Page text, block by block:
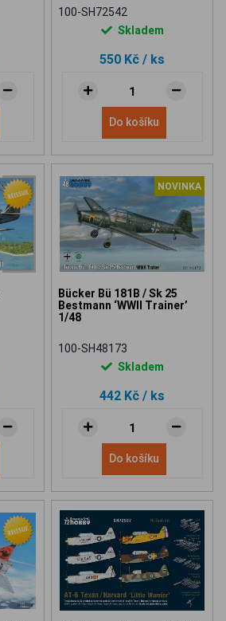
100-SH72542
Skladem
550 Kč / ks
Do košíku
NOVINKA
Bücker Bü 181B / Sk 25
Bestmann ‘WWII Trainer’
1/48
100-SH48173
Skladem
442 Kč / ks
Do košíku